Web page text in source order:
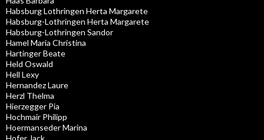
Habsburg Lothringen Herta Margarete
Habsburg-Lothringen Herta Margarete
Habsburg-Lothringen Sandor
Hamel Maria Christina
Hartinger Beate
Held Oswald
Hell Lexy
Hernandez Laure
Herzl Thelma
Hierzegger Pia
Hochmair Philipp
Hoermanseder Marina